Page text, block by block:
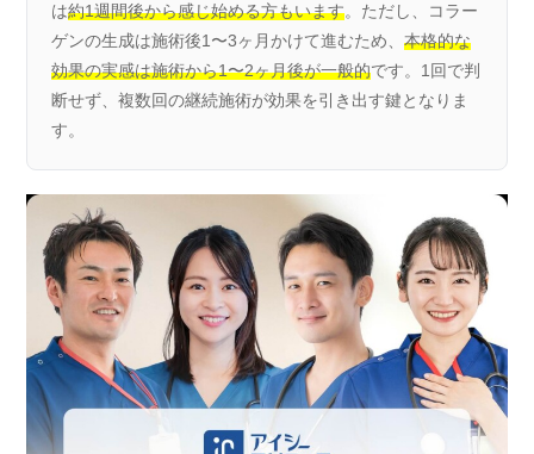
は約1週間後から感じ始める方もいます。ただし、コラー
ゲンの生成は施術後1〜3ヶ月かけて進むため、 本格的な
効果の実感は施術から1〜2ヶ月後が一般的です。1回で判
断せず、複数回の継続施術が効果を引き出す鍵となりま
す。